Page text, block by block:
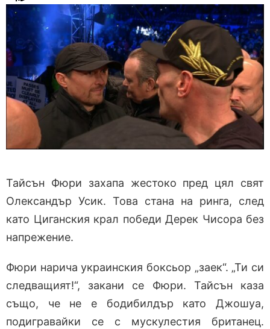
Тайсън Фюри захапа жестоко пред цял свят
Олександър Усик. Това стана на ринга, след
като Циганския крал победи Дерек Чисора без
напрежение.
Фюри нарича украинския боксьор „заек“. „Ти си
следващият!“, закани се Фюри. Тайсън каза
също, че не е бодибилдър като Джошуа,
подигравайки се с мускулестия британец.